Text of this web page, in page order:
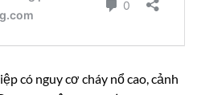
có nguy cơ cháy nổ cao, cảnh